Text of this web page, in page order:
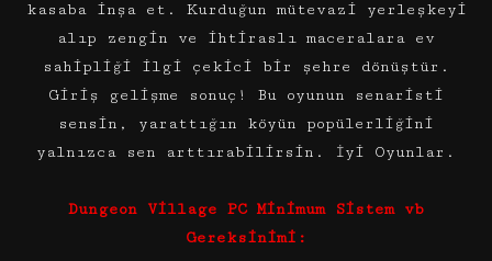
kasaba inşa et. Kurduğun mütevazi yerleşkeyi
alıp zengin ve ihtiraslı maceralara ev
sahipliği ilgi çekici bir şehre dönüştür.
Giriş gelişme sonuç! Bu oyunun senaristi
sensin, yarattığın köyün popülerliğini
yalnızca sen arttırabilirsin. İyi Oyunlar.
Dungeon Village PC Minimum Sistem vb
Gereksinimi: